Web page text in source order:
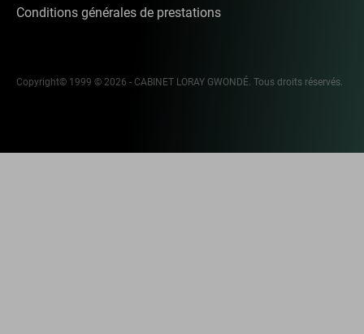
Conditions générales de prestations
Copyright© 1999 © 2026 - CABINET LORAY GWONDÉ. Tous droits réservés.